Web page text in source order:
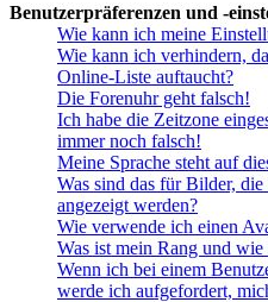
Benutzerpräferenzen und -
Wie kann ich meine
Wie kann ich verhindern,
Online-Liste auftaucht?
Die Forenuhr geht falsch!
Ich habe die Zeitzone
immer noch falsch!
Meine Sprache steht auf
Was sind das für Bilder,
angezeigt werden?
Wie verwende ich einen
Was ist mein Rang und
Wenn ich bei einem
werde ich aufgefordert,